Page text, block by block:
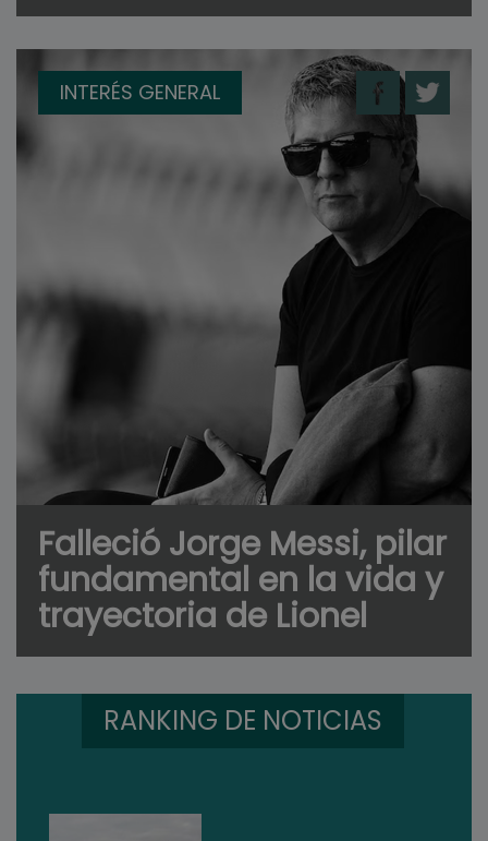
INTERÉS GENERAL
Falleció Jorge Messi, pilar
fundamental en la vida y
trayectoria de Lionel
RANKING DE NOTICIAS